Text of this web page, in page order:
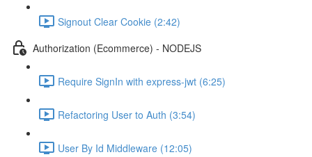
Signout Clear Cookie (2:42)
Authorization (Ecommerce) - NODEJS
Require SignIn with express-jwt (6:25)
Refactoring User to Auth (3:54)
User By Id Middleware (12:05)